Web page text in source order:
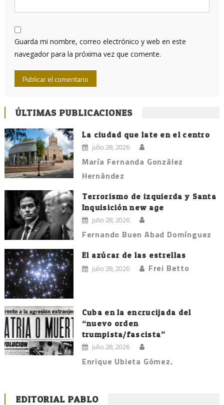
Guarda mi nombre, correo electrónico y web en este
navegador para la próxima vez que comente.
ÚLTIMAS PUBLICACIONES
La ciudad que late en el centro
julio 28, 2026
María Fernanda González
Hernández
Terrorismo de izquierda y Santa
Inquisición new age
julio 28, 2026
Fernando Buen Abad Domínguez
El azúcar de las estrellas
julio 28, 2026 Frei Betto
Cuba en la encrucijada del
“nuevo orden
trumpista/fascista”
julio 28, 2026
Enrique Ubieta Gómez.
EDITORIAL PABLO